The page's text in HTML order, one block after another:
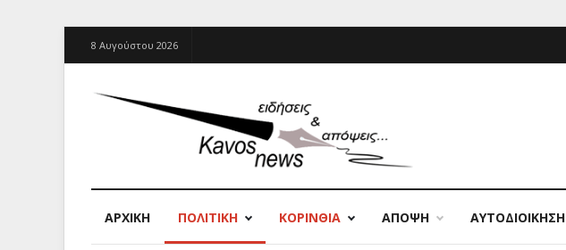
8 Αυγούστου 2026
ΑΡΧΙΚΉ ΠΟΛΙΤΙΚΗ ΚΟΡΙΝΘΙΑ ΑΠΟΨΗ ΑΥΤΟΔΙΟΙΚΗΣΗ